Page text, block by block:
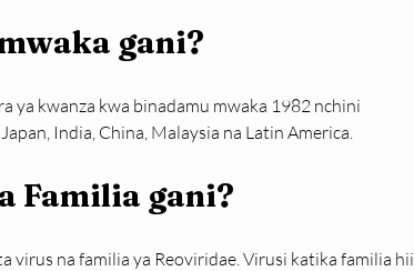
gani?
ya kwanza kwa binadamu mwaka 1982 nchini
India, China, Malaysia na Latin America.
Familia gani?
virus na familia ya Reoviridae. Virusi katika familia hii